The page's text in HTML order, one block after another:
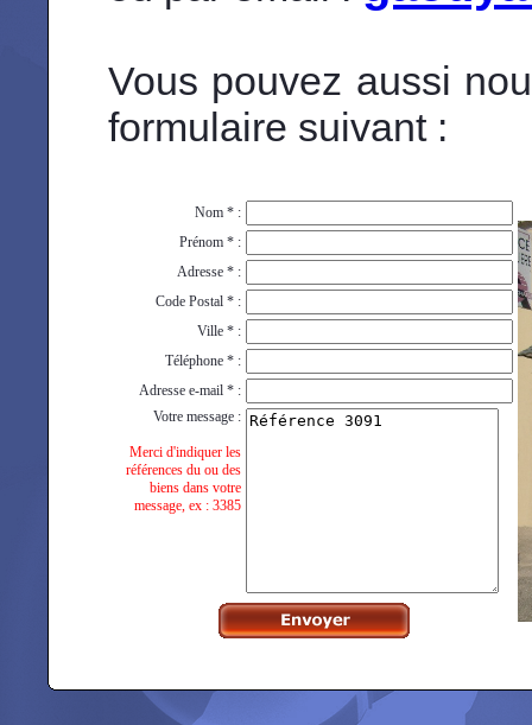
Vous pouvez aussi
formulaire suivant :
Nom * :
Prénom * :
Adresse * :
Code Postal * :
Ville * :
Téléphone * :
Adresse e-mail * :
Votre message :
Merci d'indiquer les
références du ou des
biens dans votre
message, ex : 3385